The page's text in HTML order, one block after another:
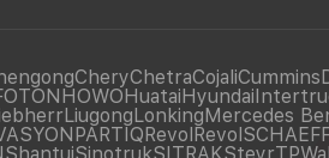
CheryChetraCojaliCummins
HOWOHuataiHyundai
LiugongLonkingMercedes
PARTIQRevolRevol